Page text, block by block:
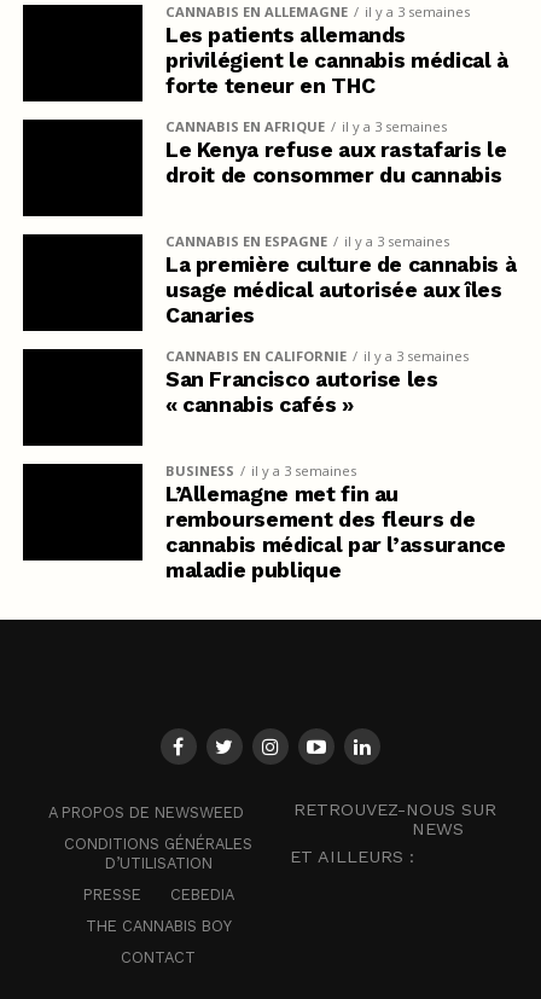
CANNABIS EN ALLEMAGNE il y a 3 semaines
Les patients allemands
privilégient le cannabis médical à
forte teneur en THC
CANNABIS EN AFRIQUE il y a 3 semaines
Le Kenya refuse aux rastafaris le
droit de consommer du cannabis
CANNABIS EN ESPAGNE il y a 3 semaines
La première culture de cannabis à
usage médical autorisée aux îles
Canaries
CANNABIS EN CALIFORNIE il y a 3 semaines
San Francisco autorise les
« cannabis cafés »
BUSINESS il y a 3 semaines
L’Allemagne met fin au
remboursement des fleurs de
cannabis médical par l’assurance
maladie publique
A PROPOS DE NEWSWEED
CONDITIONS GÉNÉRALES
D’UTILISATION
PRESSE
CEBEDIA
THE CANNABIS BOY
CONTACT
RETROUVEZ-NOUS SUR
NEWS
ET AILLEURS :